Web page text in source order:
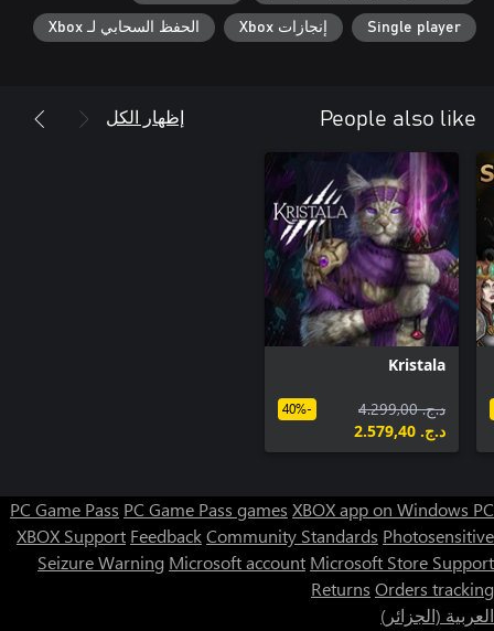
Single player إنجازات Xbox الحفظ السحابي لـ Xbox
People also like إظهار الكل
Kristala
د.ج.‏ 4.299,00
د.ج.‏ 2.579,40
-40%
PC Game Pass PC Game Pass games XBOX app on Windows PC
XBOX Support FeedbackCommunity Standards Photosensitive
Seizure Warning Microsoft account Microsoft Store Support
Returns Orders tracking
العربية (الجزائر)